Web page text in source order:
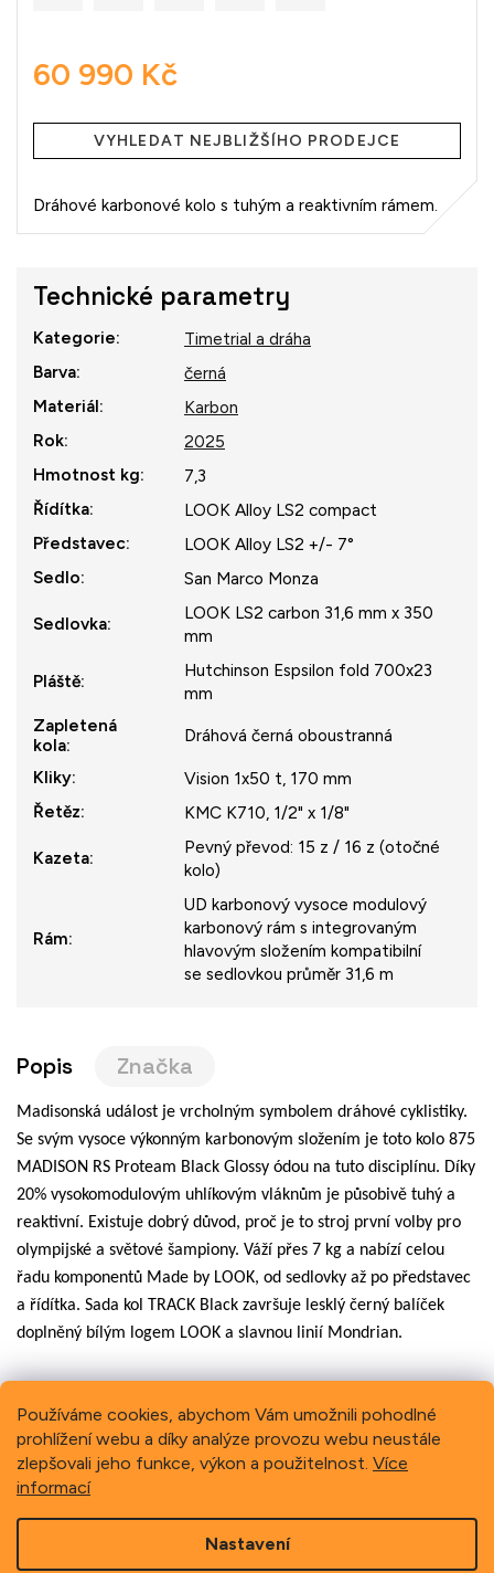
Používáme cookies, abychom Vám umožnili pohodlné
prohlížení webu a díky analýze provozu webu neustále
zlepšovali jeho funkce, výkon a použitelnost. Více
informací
Nastavení
60 990 Kč
cena:
VYHLEDAT NEJBLIŽŠÍHO PRODEJCE
Dráhové karbonové kolo s tuhým a reaktivním rámem.
Technické parametry
Kategorie:
Timetrial a dráha
Barva:
černá
Materiál:
Karbon
Rok:
2025
Hmotnost kg:
7,3
Řídítka:
LOOK Alloy LS2 compact
Představec:
LOOK Alloy LS2 +/- 7°
Sedlo: San Marco Monza
Sedlovka:
LOOK LS2 carbon 31,6 mm x 350
mm
Pláště:
Hutchinson Espsilon fold 700x23
mm
Zapletená
kola:
Dráhová černá oboustranná
Kliky:
Vision 1x50 t, 170 mm
Řetěz: KMC K710, 1/2" x 1/8"
Kazeta:
Pevný převod: 15 z / 16 z (otočné
kolo)
Rám:
UD karbonový vysoce modulový
karbonový rám s integrovaným
hlavovým složením kompatibilní
se sedlovkou průměr 31,6 m
Popis Značka
Madisonská událost je vrcholným symbolem dráhové cyklistiky.
Se svým vysoce výkonným karbonovým složením je toto kolo 875
MADISON RS Proteam Black Glossy ódou na tuto disciplínu. Díky
20% vysokomodulovým uhlíkovým vláknům je působivě tuhý a
reaktivní. Existuje dobrý důvod, proč je to stroj první volby pro
olympijské a světové šampiony. Váží přes 7 kg a nabízí celou
řadu komponentů Made by LOOK, od sedlovky až po představec
a řídítka. Sada kol TRACK Black završuje lesklý černý balíček
doplněný bílým logem LOOK a slavnou linií Mondrian.
Previous